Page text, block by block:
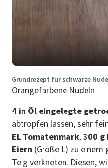
Grundrezept für schwarze
Orangefarbene Nudeln
4 in Öl eingelegte
abtropfen lassen, sehr
EL Tomatenmark,300 g
Eiern (Größe L) zu
Teig verkneten. Diesen,